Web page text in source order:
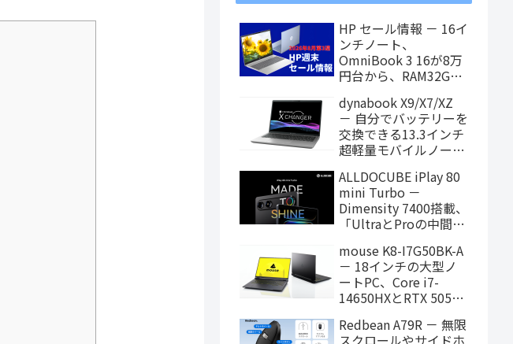
HP セール情報 － 16イ
ンチノート、
OmniBook 3 16が8万
円台から、RAM32GB
価格に！
dynabook X9/X7/XZ
－ 自分でバッテリーを
交換できる13.3インチ
超軽量モバイルノート
に！
ALLDOCUBE iPlay 80
mini Turbo －
Dimensity 7400搭載、
「UltraとProの中間ス
タブレット、発売記念
価格は29,999円！
mouse K8-I7G50BK-A
－ 18インチの大型ノ
ートPC、Core i7-
14650HXとRTX 5050
エイティブも快適にこ
Redbean A79R － 無限